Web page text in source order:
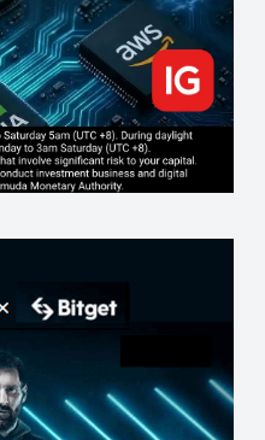
「窮人思維」，財富自然來